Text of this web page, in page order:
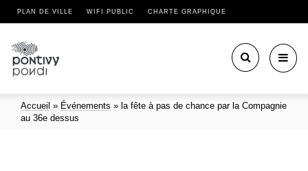
PLAN DE VILLE WIFI PUBLIC CHARTE GRAPHIQUE
Accueil » Événements » la fête à pas de chance par la Compagnie
au 36e dessus